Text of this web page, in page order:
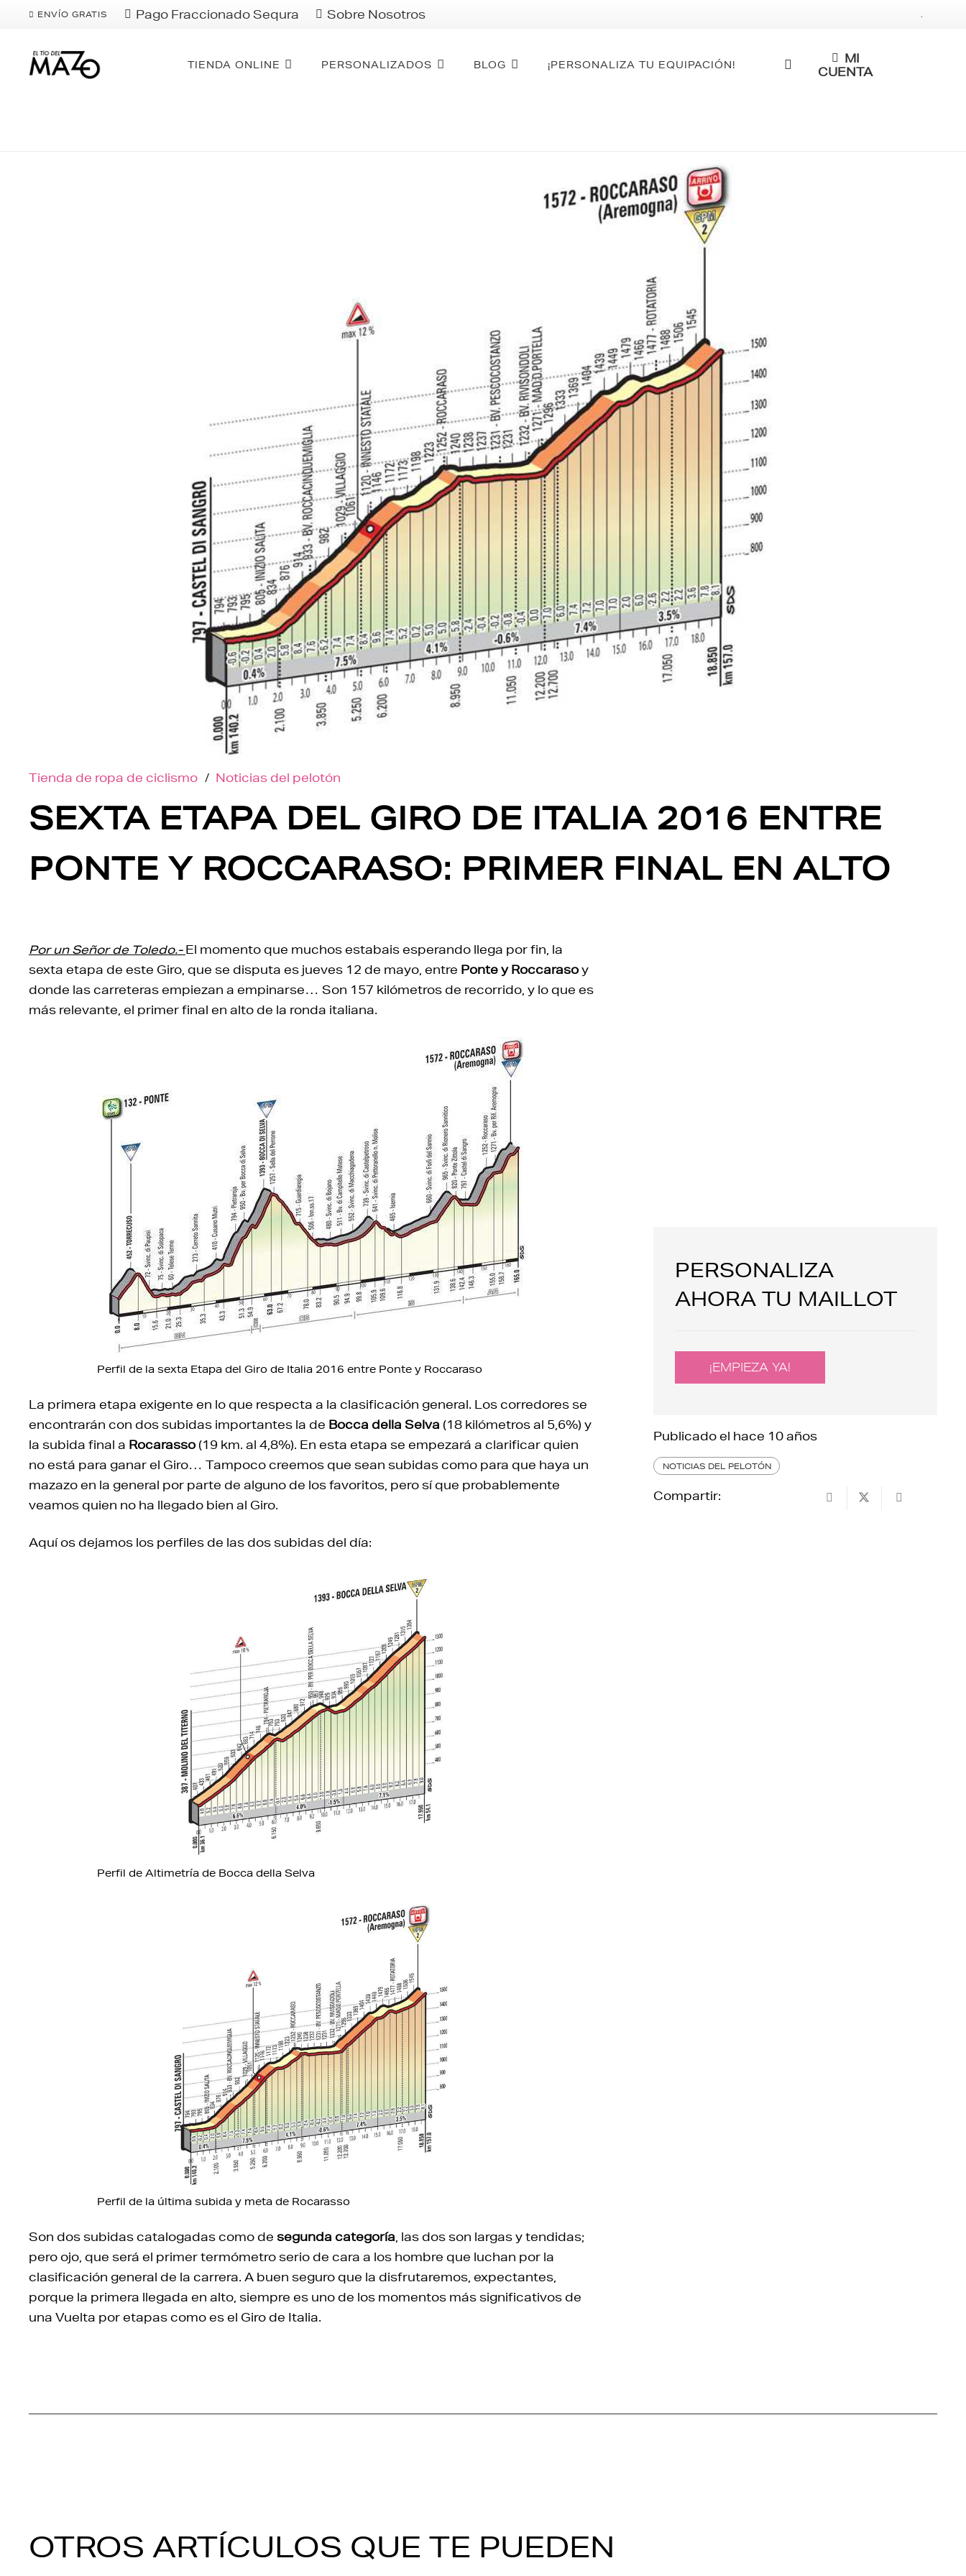
ENVÍO GRATIS Pago Fraccionado Sequra Sobre Nosotros .
TIENDA ONLINE PERSONALIZADOS BLOG ¡PERSONALIZA TU EQUIPACIÓN!
MI
CUENTA
Tienda de ropa de ciclismo / Noticias del pelotón
SEXTA ETAPA DEL GIRO DE ITALIA 2016 ENTRE
PONTE Y ROCCARASO: PRIMER FINAL EN ALTO
Por un Señor de Toledo.-El momento que muchos estabais esperando llega por fin, la
sexta etapa de este Giro, que se disputa es jueves 12 de mayo, entre Ponte y Roccarasoy
donde las carreteras empiezan a empinarse… Son 157 kilómetros de recorrido, y lo que es
más relevante, el primer final en alto de la ronda italiana.
Perfil de la sexta Etapa del Giro de Italia 2016 entre Ponte y Roccaraso
La primera etapa exigente en lo que respecta a la clasificación general. Los corredores se
encontrarán con dos subidas importantes la de Bocca della Selva (18 kilómetros al 5,6%) y
la subida final a Rocarasso (19 km. al 4,8%). En esta etapa se empezará a clarificar quien
no está para ganar el Giro… Tampoco creemos que sean subidas como para que haya un
mazazo en la general por parte de alguno de los favoritos, pero sí que probablemente
veamos quien no ha llegado bien al Giro.
Aquí os dejamos los perfiles de las dos subidas del día:
Perfil de Altimetría de Bocca della Selva
Perfil de la última subida y meta de Rocarasso
Son dos subidas catalogadas como de segunda categoría, las dos son largas y tendidas;
pero ojo, que será el primer termómetro serio de cara a los hombre que luchan por la
clasificación general de la carrera. A buen seguro que la disfrutaremos, expectantes,
porque la primera llegada en alto, siempre es uno de los momentos más significativos de
una Vuelta por etapas como es el Giro de Italia.
PERSONALIZA
AHORA TU MAILLOT
¡EMPIEZA YA!
Publicado el hace 10 años
NOTICIAS DEL PELOTÓN
Compartir:
OTROS ARTÍCULOS QUE TE PUEDEN